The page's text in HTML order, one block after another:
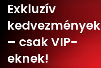
Exkluzív
kedvezmények
– csak VIP-
eknek!